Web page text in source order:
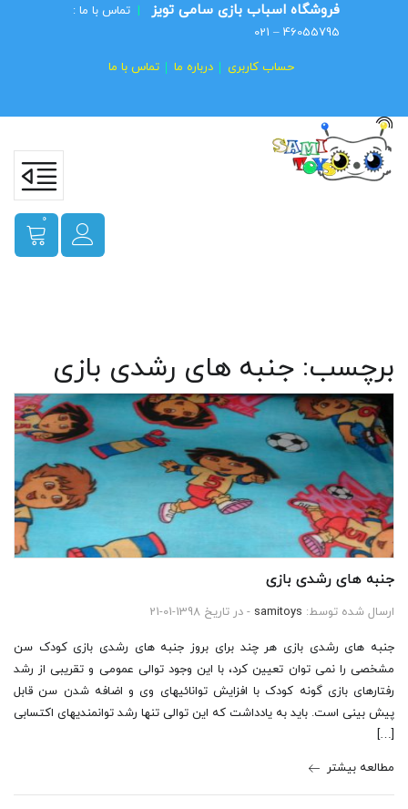
فروشگاه اسباب بازی سامی تویز | تماس با ما :
46055795 – 021
حساب کاربری درباره ما تماس با ما
0
برچسب: جنبه های رشدی بازی
جنبه های رشدی بازی
ارسال شده توسط: samitoys - در تاریخ 1398-01-21
جنبه های رشدی بازی هر چند برای بروز جنبه های رشدی بازی کودک سن
مشخصی را نمی توان تعیین کرد، با این وجود توالی عمومی و تقریبی از رشد
رفتارهای بازی گونه کودک با افزایش توانائیهای وی و اضافه شدن سن قابل
پیش بینی است. باید به یادداشت که این توالی تنها رشد توانمندیهای اکتسابی
[…]
مطالعه بیشتر